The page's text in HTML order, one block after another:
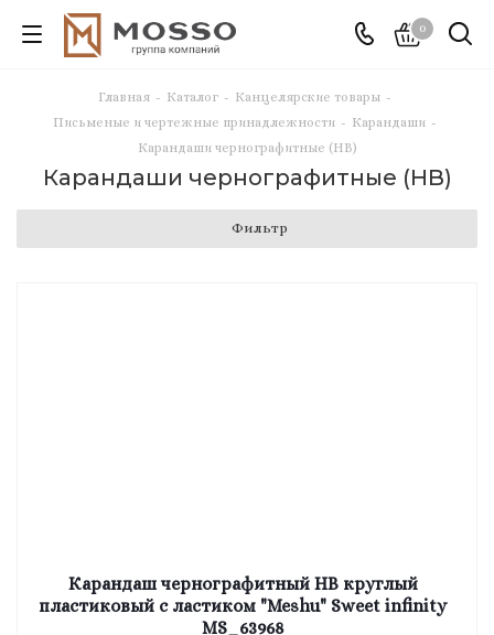
0
Главная - Каталог - Канцелярские товары -
Письменые и чертежные принадлежности - Карандаши -
Карандаши чернографитные (HB)
Карандаши чернографитные (HB)
Фильтр
Карандаш чернографитный HB круглый
пластиковый с ластиком "Meshu" Sweet infinity
MS_63968